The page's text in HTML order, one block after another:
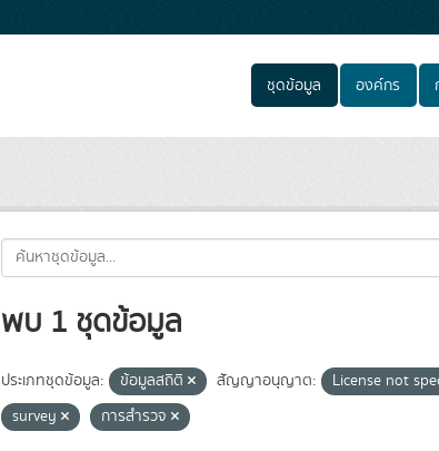
ชุดข้อมูล องค์กร
พบ 1 ชุดข้อมูล
ประเภทชุดข้อมูล: ข้อมูลสถิติ สัญญาอนุญาต: License not
survey
การสำรวจ